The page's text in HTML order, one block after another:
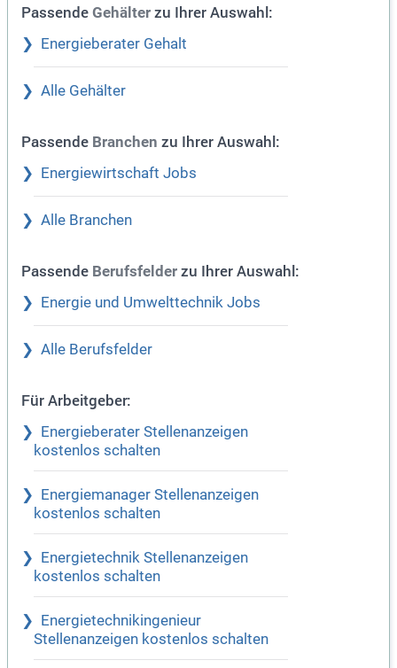
Passende Gehälter zu Ihrer Auswahl:
Energieberater Gehalt
Alle Gehälter
Passende Branchen zu Ihrer Auswahl:
Energiewirtschaft Jobs
Alle Branchen
Passende Berufsfelder zu Ihrer Auswahl:
Energie und Umwelttechnik Jobs
Alle Berufsfelder
Für Arbeitgeber:
Energieberater Stellenanzeigen
kostenlos schalten
Energiemanager Stellenanzeigen
kostenlos schalten
Energietechnik Stellenanzeigen
kostenlos schalten
Energietechnikingenieur
Stellenanzeigen kostenlos schalten